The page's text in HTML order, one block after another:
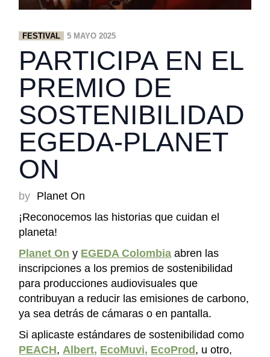
FESTIVAL 5 MAYO 2025
PARTICIPA EN EL
PREMIO DE
SOSTENIBILIDAD
EGEDA-PLANET
ON
by Planet On
¡Reconocemos las historias que cuidan el
planeta!
Planet On y EGEDA Colombia abren las
inscripciones a los premios de sostenibilidad
para producciones audiovisuales que
contribuyan a reducir las emisiones de carbono,
ya sea detrás de cámaras o en pantalla.
Si aplicaste estándares de sostenibilidad como
PEACH,Albert, EcoMuvi, EcoProd , u otro,